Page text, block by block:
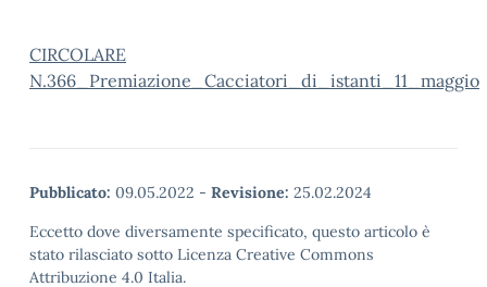
CIRCOLARE
N.366_Premiazione_Cacciatori_di_istanti_11_maggio
Pubblicato: 09.05.2022 - Revisione: 25.02.2024
Eccetto dove diversamente specificato, questo articolo è
stato rilasciato sotto Licenza Creative Commons
Attribuzione 4.0 Italia.